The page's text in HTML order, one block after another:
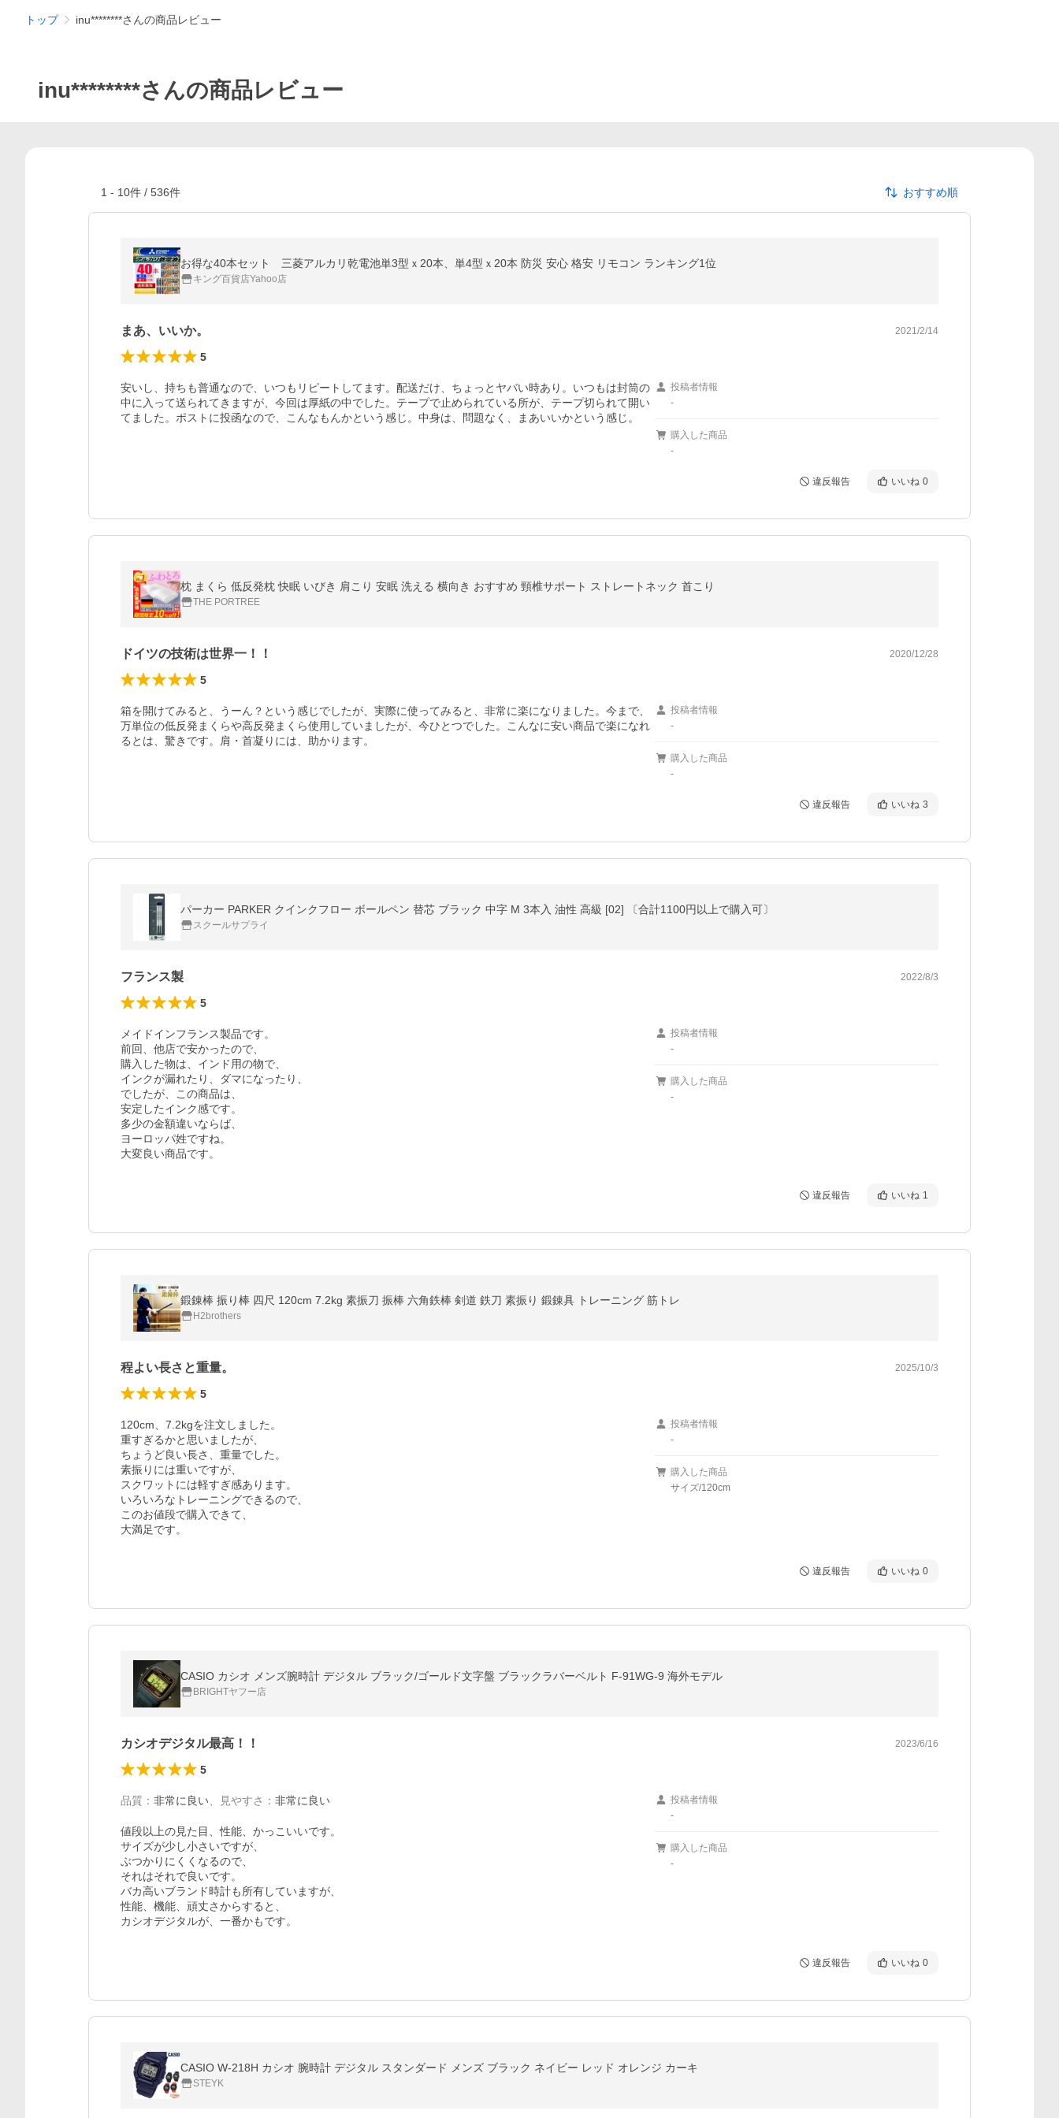
トップ inu********さんの商品レビュー
inu********さんの商品レビュー
1 - 10件 / 536件 おすすめ順
お得な40本セット 三菱アルカリ乾電池単3型ｘ20本、単4型ｘ20本 防災 安心 格安 リモコン ランキング1位
キング百貨店Yahoo店
まあ、いいか。 2021/2/14
5
安いし、持ちも普通なので、いつもリピートしてます。配送だけ、ちょっとヤバい時あり。いつもは封筒の
中に入って送られてきますが、今回は厚紙の中でした。テープで止められている所が、テープ切られて開い
てました。ポストに投函なので、こんなもんかという感じ。中身は、問題なく、まあいいかという感じ。
投稿者情報
-
購入した商品
-
違反報告 いいね 0
枕 まくら 低反発枕 快眠 いびき 肩こり 安眠 洗える 横向き おすすめ 頸椎サポート ストレートネック 首こり
THE PORTREE
ドイツの技術は世界一！！ 2020/12/28
5
箱を開けてみると、うーん？という感じでしたが、実際に使ってみると、非常に楽になりました。今まで、
万単位の低反発まくらや高反発まくら使用していましたが、今ひとつでした。こんなに安い商品で楽になれ
るとは、驚きです。肩・首凝りには、助かります。
投稿者情報
-
購入した商品
-
違反報告 いいね 3
パーカー PARKER クインクフロー ボールペン 替芯 ブラック 中字 M 3本入 油性 高級 [02] 〔合計1100円以上で購入可〕
スクールサプライ
フランス製 2022/8/3
5
メイドインフランス製品です。
前回、他店で安かったので、
購入した物は、インド用の物で、
インクが漏れたり、ダマになったり、
でしたが、この商品は、
安定したインク感です。
多少の金額違いならば、
ヨーロッパ姓ですね。
投稿者情報
-
購入した商品
-
違反報告 いいね 1
鍛錬棒 振り棒 四尺 120cm 7.2kg 素振刀 振棒 六角鉄棒 剣道 鉄刀 素振り 鍛錬具 トレーニング 筋トレ
H2brothers
程よい長さと重量。 2025/10/3
5
120cm、7.2kgを注文しました。
重すぎるかと思いましたが、
ちょうど良い長さ、重量でした。
素振りには重いですが、
スクワットには軽すぎ感あります。
いろいろなトレーニングできるので、
このお値段で購入できて、
投稿者情報
-
購入した商品
サイズ/120cm
違反報告 いいね 0
CASIO カシオ メンズ腕時計 デジタル ブラック/ゴールド文字盤 ブラックラバーベルト F-91WG-9 海外モデル
BRIGHTヤフー店
カシオデジタル最高！！ 2023/6/16
5
品質 ： 非常に良い 見やすさ ： 非常に良い
値段以上の見た目、性能、かっこいいです。
サイズが少し小さいですが、
ぶつかりにくくなるので、
それはそれで良いです。
バカ高いブランド時計も所有していますが、
性能、機能、頑丈さからすると、
カシオデジタルが、一番かもです。
投稿者情報
-
購入した商品
-
違反報告 いいね 0
CASIO W-218H カシオ 腕時計 デジタル スタンダード メンズ ブラック ネイビー レッド オレンジ カーキ
STEYK